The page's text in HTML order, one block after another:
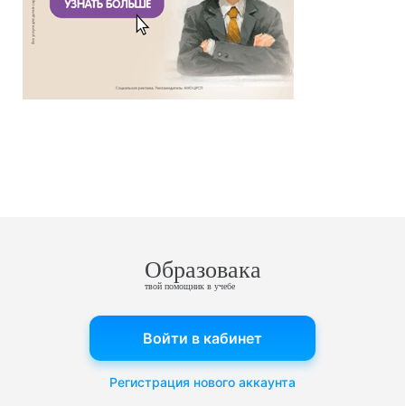
Образовака
твой помощник в учебе
Войти в кабинет
Регистрация нового аккаунта